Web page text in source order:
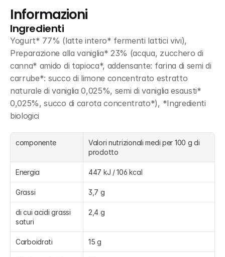
Informazioni
Ingredienti
Yogurt* 77% (latte intero* fermenti lattici vivi),
Preparazione alla vaniglia* 23% (acqua, zucchero di
canna* amido di tapioca*, addensante: farina di semi di
carrube*: succo di limone concentrato estratto
naturale di vaniglia 0,025%, semi di vaniglia esausti*
0,025%, succo di carota concentrato*), *Ingredienti
biologici
componente
Valori nutrizionali medi per 100 g di
prodotto
Energia 447 kJ / 106 kcal
Grassi 3,7 g
di cui acidi grassi
saturi
2,4 g
Carboidrati 15 g